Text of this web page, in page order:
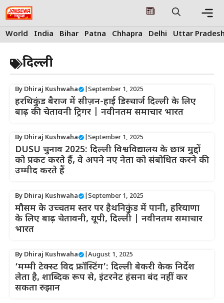
Skip
to
content
World India Bihar Patna Chhapra Delhi Uttar
दिल्ली
By Dhiraj Kushwaha September 1, 2025
हरथिकुंड बैराज में सीज़न-हाई डिस्चार्ज दिल्ली के लिए
बाढ़ की चेतावनी ट्रिगर | नवीनतम समाचार भारत
By Dhiraj Kushwaha September 1, 2025
DUSU चुनाव 2025: दिल्ली विश्वविद्यालय के छात्र मुद्दों
को प्रकट करते हैं, वे अपने नए नेता को संबोधित करने की
उम्मीद करते हैं
By Dhiraj Kushwaha September 1, 2025
मौसम के उच्चतम स्तर पर हैथनिकुंड में पानी, हरियाणा
के लिए बाढ़ चेतावनी, यूपी, दिल्ली | नवीनतम समाचार
भारत
By Dhiraj Kushwaha August 1, 2025
‘मम्मी टेक्स्ट विद फ्रॉस्टिंग’: दिल्ली बेकरी केक निर्देश
लेता है, शाब्दिक रूप से, इंटरनेट हंसना बंद नहीं कर
सकता रुझान